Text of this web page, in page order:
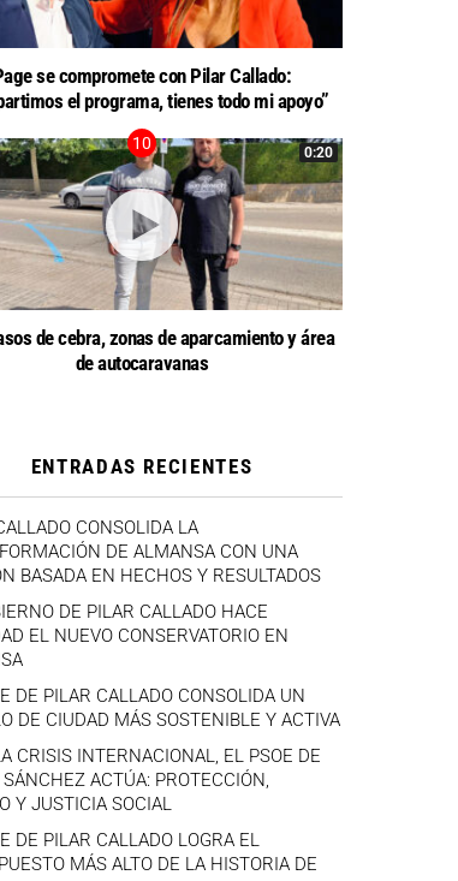
se compromete con Pilar Callado:
el programa, tienes todo mi apoyo”
0:20
de cebra, zonas de aparcamiento y área
de autocaravanas
ENTRADAS RECIENTES
CONSOLIDA LA
DE ALMANSA CON UNA
BASADA EN HECHOS Y RESULTADOS
DE PILAR CALLADO HACE
EL NUEVO CONSERVATORIO EN
DE PILAR CALLADO CONSOLIDA UN
DE CIUDAD MÁS SOSTENIBLE Y ACTIVA
CRISIS INTERNACIONAL, EL PSOE DE
SÁNCHEZ ACTÚA: PROTECCIÓN,
Y JUSTICIA SOCIAL
DE PILAR CALLADO LOGRA EL
MÁS ALTO DE LA HISTORIA DE